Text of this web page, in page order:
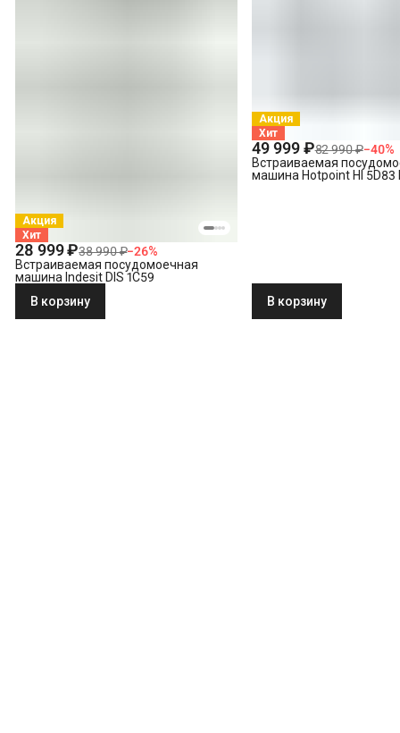
Акция
Хит
28 999 ₽38 990 ₽−26%
Встраиваемая посудомоечная
машина Indesit DIS 1C59
В корзину
Акция
Хит
49 999 ₽82 990 ₽−40%
Встраиваемая
машина Hotpoint HI 5D83
В корзину